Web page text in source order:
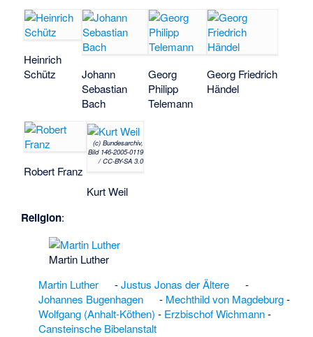
Himmelreich bei Bad
Kösen·Hindenburg
(Hohenberg-
Krusemark)
Hoffnungskirche
(Magdeburg) ·Hohe
Geest (Seehausen)
Hohenberg
von Jederitz
·
Hyparschale
(Magdeburg)·
Heinrich
Schütz
Johann
Sebastian
Bach
Georg
Philipp
Telemann
Georg Friedrich
Händel
Robert Franz
(c) Bundesarchiv,
Bild 146-2005-0119
/ CC-BY-SA 3.0
Kurt Weil
Religion:
Martin Luther
Martin Luther
-Justus Jonas der Ältere
-
Johannes Bugenhagen
- Mechthild von Magdeburg-
Wolfgang (Anhalt-Köthen) - Erzbischof Wichmann-
Cansteinsche Bibelanstalt